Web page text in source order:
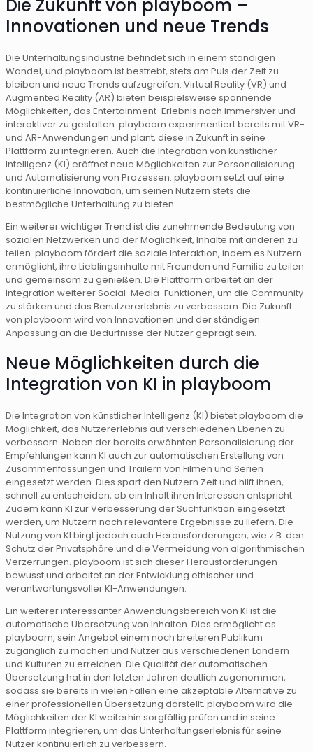
Die Zukunft von playboom –
Innovationen und neue Trends
Die Unterhaltungsindustrie befindet sich in einem ständigen
Wandel, und playboom ist bestrebt, stets am Puls der Zeit zu
bleiben und neue Trends aufzugreifen. Virtual Reality (VR) und
Augmented Reality (AR) bieten beispielsweise spannende
Möglichkeiten, das Entertainment-Erlebnis noch immersiver und
interaktiver zu gestalten. playboom experimentiert bereits mit VR-
und AR-Anwendungen und plant, diese in Zukunft in seine
Plattform zu integrieren. Auch die Integration von künstlicher
Intelligenz (KI) eröffnet neue Möglichkeiten zur Personalisierung
und Automatisierung von Prozessen. playboom setzt auf eine
kontinuierliche Innovation, um seinen Nutzern stets die
bestmögliche Unterhaltung zu bieten.
Ein weiterer wichtiger Trend ist die zunehmende Bedeutung von
sozialen Netzwerken und der Möglichkeit, Inhalte mit anderen zu
teilen. playboom fördert die soziale Interaktion, indem es Nutzern
ermöglicht, ihre Lieblingsinhalte mit Freunden und Familie zu teilen
und gemeinsam zu genießen. Die Plattform arbeitet an der
Integration weiterer Social-Media-Funktionen, um die Community
zu stärken und das Benutzererlebnis zu verbessern. Die Zukunft
von playboom wird von Innovationen und der ständigen
Anpassung an die Bedürfnisse der Nutzer geprägt sein.
Neue Möglichkeiten durch die
Integration von KI in playboom
Die Integration von künstlicher Intelligenz (KI) bietet playboom die
Möglichkeit, das Nutzererlebnis auf verschiedenen Ebenen zu
verbessern. Neben der bereits erwähnten Personalisierung der
Empfehlungen kann KI auch zur automatischen Erstellung von
Zusammenfassungen und Trailern von Filmen und Serien
eingesetzt werden. Dies spart den Nutzern Zeit und hilft ihnen,
schnell zu entscheiden, ob ein Inhalt ihren Interessen entspricht.
Zudem kann KI zur Verbesserung der Suchfunktion eingesetzt
werden, um Nutzern noch relevantere Ergebnisse zu liefern. Die
Nutzung von KI birgt jedoch auch Herausforderungen, wie z.B. den
Schutz der Privatsphäre und die Vermeidung von algorithmischen
Verzerrungen. playboom ist sich dieser Herausforderungen
bewusst und arbeitet an der Entwicklung ethischer und
verantwortungsvoller KI-Anwendungen.
Ein weiterer interessanter Anwendungsbereich von KI ist die
automatische Übersetzung von Inhalten. Dies ermöglicht es
playboom, sein Angebot einem noch breiteren Publikum
zugänglich zu machen und Nutzer aus verschiedenen Ländern
und Kulturen zu erreichen. Die Qualität der automatischen
Übersetzung hat in den letzten Jahren deutlich zugenommen,
sodass sie bereits in vielen Fällen eine akzeptable Alternative zu
einer professionellen Übersetzung darstellt. playboom wird die
Möglichkeiten der KI weiterhin sorgfältig prüfen und in seine
Plattform integrieren, um das Unterhaltungserlebnis für seine
Nutzer kontinuierlich zu verbessern.